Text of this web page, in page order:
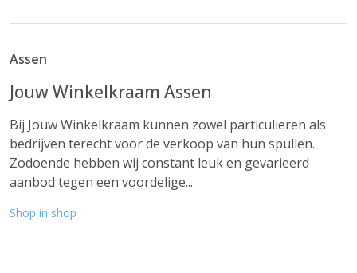
Assen
Jouw Winkelkraam Assen
Bij Jouw Winkelkraam kunnen zowel particulieren als
bedrijven terecht voor de verkoop van hun spullen.
Zodoende hebben wij constant leuk en gevarieerd
aanbod tegen een voordelige...
Shop in shop